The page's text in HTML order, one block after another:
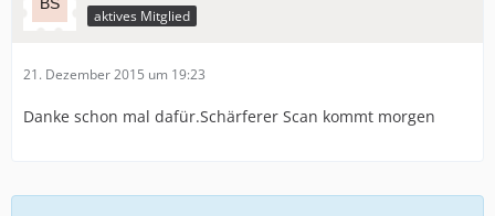
aktives Mitglied
21. Dezember 2015 um 19:23
Danke schon mal dafür.Schärferer Scan kommt morgen